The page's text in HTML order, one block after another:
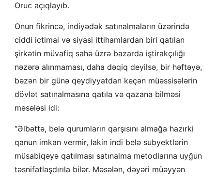
Oruc açıqlayıb.
Onun fikrincə, indiyədək satınalmaların üzərində
ciddi ictimai və siyasi ittihamlardan biri qatılan
şirkətin müvafiq sahə üzrə bazarda iştirakçılığı
nəzərə alınmaması, daha dəqiq deyilsə, bir həftəyə,
bəzən bir günə qeydiyyatdan keçən müəssisələrin
dövlət satınalmasına qatıla və qazana bilməsi
məsələsi idi:
“Əlbəttə, belə qurumların qarşısını almağa hazırki
qanun imkan vermir, lakin indi belə subyektlərin
müsabiqəyə qatılması satınalma metodlarına uyğun
təsnifatlaşdırıla bilər. Məsələn, dəyəri müəyyən